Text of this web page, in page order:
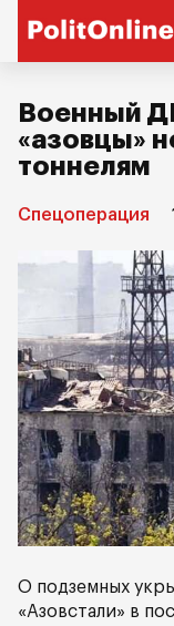
Военный
«азовцы»
тоннелям
Спецоперация
О подземных
«Азовстали» в